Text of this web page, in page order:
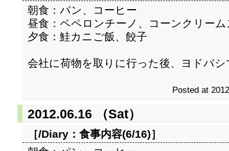
朝食：パン、コーヒー
昼食：ペペロンチーノ、コーンクリー
夕食：鮭カニご飯、餃子
会社に荷物を取りに行った後、ヨドバ
Posted at
2012.06.16 （Sat）
［/Diary： 食事内容(6/16)］